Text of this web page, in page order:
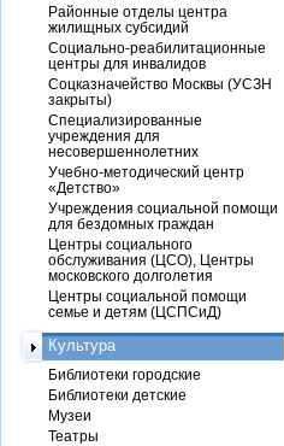
Районные отделы центра
жилищных субсидий
Социально-реабилитационные
центры для инвалидов
Соцказначейство Москвы (УСЗН
закрыты)
Специализированные
учреждения для
несовершеннолетних
Учебно-методический центр
«Детство»
Учреждения социальной помощи
для бездомных граждан
Центры социального
обслуживания (ЦСО), Центры
московского долголетия
Центры социальной помощи
семье и детям (ЦСПСиД)
Культура
Библиотеки городские
Библиотеки детские
Музеи
Театры